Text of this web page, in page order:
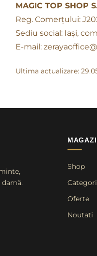
MAGIC TOP SHOP
Reg. Comerțului:
Sediu social: Iași,
E-mail:
Ultima actualizare:
Shop
Oferte
Noutati